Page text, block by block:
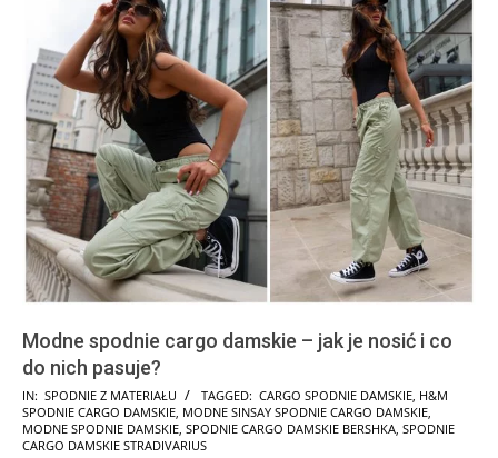
Modne spodnie cargo damskie – jak je nosić i co
do nich pasuje?
2024-
10-
12
IN: SPODNIE Z MATERIAŁU TAGGED: CARGO SPODNIE DAMSKIE, H&M
SPODNIE CARGO DAMSKIE, MODNE SINSAY SPODNIE CARGO DAMSKIE,
MODNE SPODNIE DAMSKIE, SPODNIE CARGO DAMSKIE BERSHKA, SPODNIE
CARGO DAMSKIE STRADIVARIUS